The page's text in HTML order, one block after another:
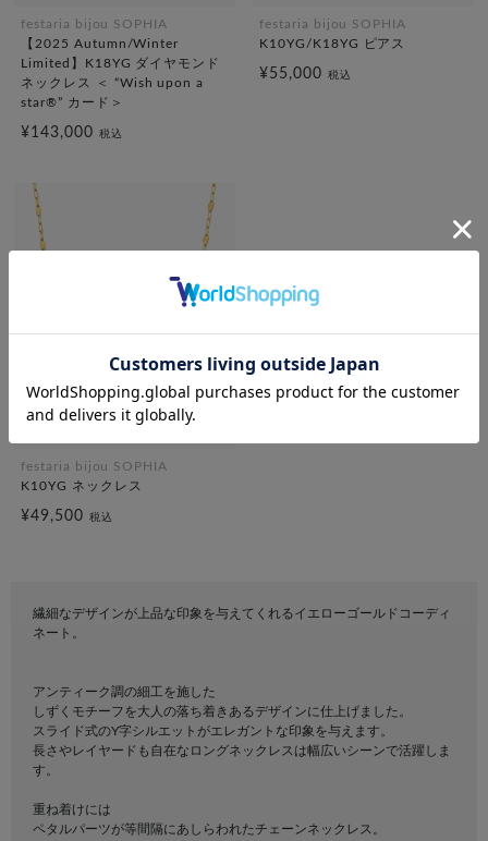
festaria bijou SOPHIA
【2025 Autumn/Winter
Limited】K18YG ダイヤモンド
ネックレス ＜ “Wish upon a
star®” カード＞
¥143,000 税込
festaria bijou SOPHIA
K10YG/K18YG ピアス
¥55,000 税込
festaria bijou SOPHIA
K10YG ネックレス
¥49,500 税込
繊細なデザインが上品な印象を与えてくれるイエローゴールドコーディ
ネート。
アンティーク調の細工を施した
しずくモチーフを大人の落ち着きあるデザインに仕上げました。
スライド式のY字シルエットがエレガントな印象を与えます。
長さやレイヤードも自在なロングネックレスは幅広いシーンで活躍しま
す。
重ね着けには
ペタルパーツが等間隔にあしらわれたチェーンネックレス。